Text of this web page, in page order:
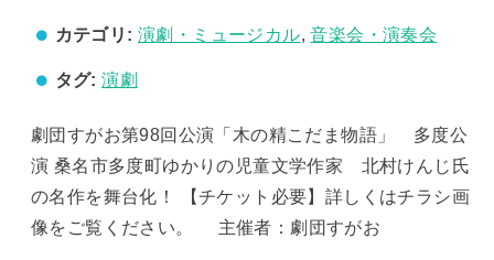
カテゴリ: 演劇・ミュージカル,音楽会・演奏会
タグ: 演劇
劇団すがお第98回公演「木の精こだま物語」 多度公
演 桑名市多度町ゆかりの児童文学作家 北村けんじ氏
の名作を舞台化！ 【チケット必要】詳しくはチラシ画
像をご覧ください。 主催者：劇団すがお